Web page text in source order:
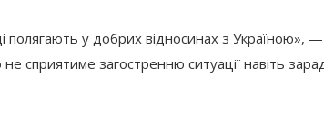
полягають у добрих відносинах з Україною», —
сприятиме загостренню ситуації навіть